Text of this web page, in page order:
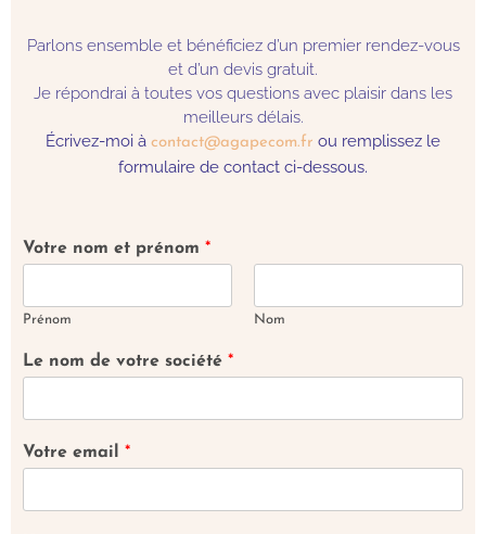
Parlons ensemble et bénéficiez d’un premier rendez-vous
et d’un devis gratuit.
Je répondrai à toutes vos questions avec plaisir dans les
meilleurs délais.
Écrivez-moi à contact@agapecom.fr ou remplissez le
formulaire de contact ci-dessous.
Votre nom et prénom *
Prénom Nom
Le nom de votre société *
Votre email *